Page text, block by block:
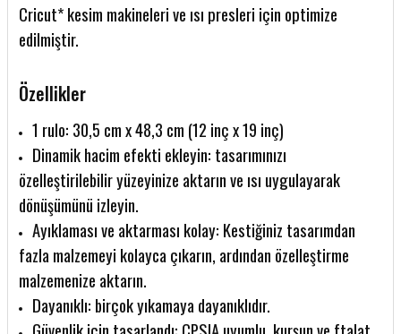
Cricut* kesim makineleri ve ısı presleri için optimize
edilmiştir.
Özellikler
1 rulo: 30,5 cm x 48,3 cm (12 inç x 19 inç)
Dinamik hacim efekti ekleyin: tasarımınızı
özelleştirilebilir yüzeyinize aktarın ve ısı uygulayarak
dönüşümünü izleyin.
Ayıklaması ve aktarması kolay: Kestiğiniz tasarımdan
fazla malzemeyi kolayca çıkarın, ardından özelleştirme
malzemenize aktarın.
Dayanıklı: birçok yıkamaya dayanıklıdır.